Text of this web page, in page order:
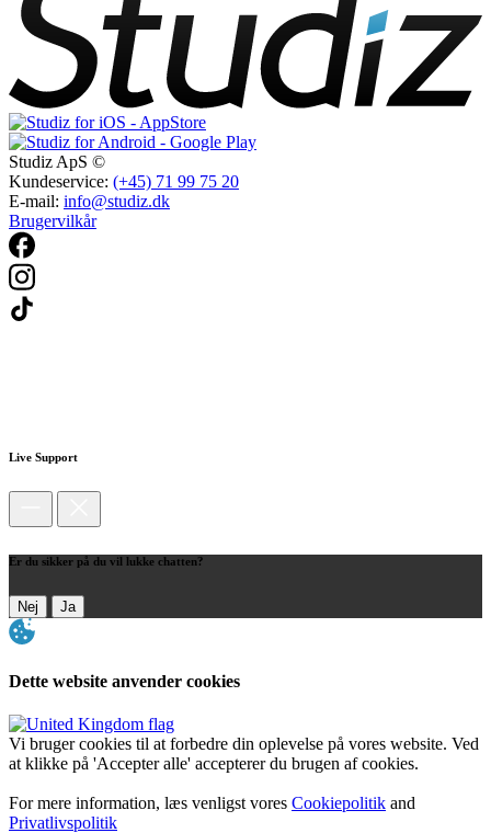
Studiz ApS ©
Kundeservice: (+45) 71 99 75 20
E-mail: info@studiz.dk
Brugervilkår
Live Support
Er du sikker på du vil lukke chatten?
Nej Ja
Dette website anvender cookies
Vi bruger cookies til at forbedre din oplevelse på vores website. Ved
at klikke på 'Accepter alle' accepterer du brugen af cookies.
For mere information, læs venligst vores Cookiepolitik and
Privatlivspolitik